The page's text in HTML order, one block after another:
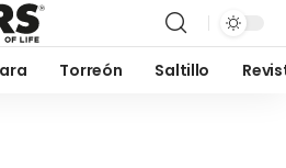
Torreón Saltillo